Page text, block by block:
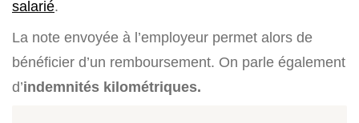
salarié.
La note envoyée à l’employeur permet alors de
bénéficier d’un remboursement. On parle également
d’indemnités kilométriques.